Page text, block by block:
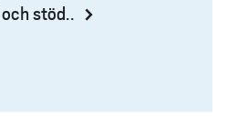
stöd..